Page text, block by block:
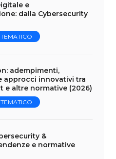
e
dalla Cybersecurity
adempimenti,
approcci innovativi tra
e altre normative (2026)
&
e normative